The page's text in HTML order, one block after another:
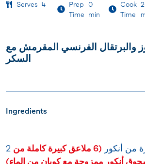
Serves 4
Prep
Time
0
min
Cook
Time
والبرتقال الفرنسي المقرمش مع
السكر
Ingredients
من أنكور
(6 ملاعق كبيرة كاملة من
أنكور ممزوجة مع كوبان من الماء)